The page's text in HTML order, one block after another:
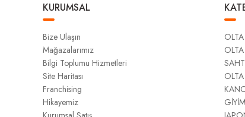
KURUMSAL
Bize Ulaşın
Mağazalarımız
Bilgi Toplumu Hizmetleri
Site Haritası
Franchising
Hikayemiz